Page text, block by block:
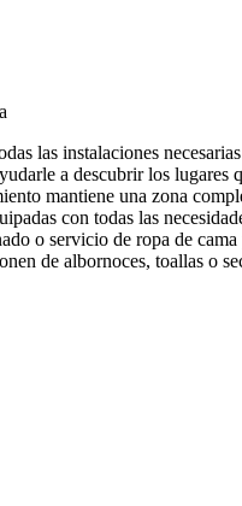
las instalaciones
a descubrir los
mantiene una zona
con todas las
o servicio de ropa de
de albornoces, toallas